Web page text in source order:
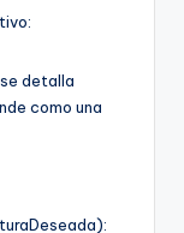
detalla
como una